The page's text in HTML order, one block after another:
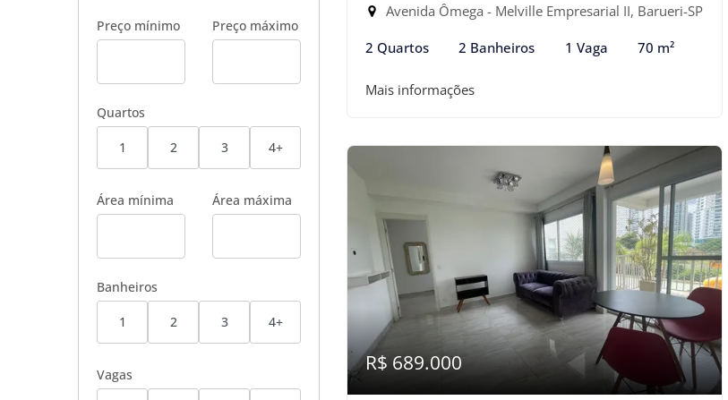
Preço mínimo Preço máximo
Quartos
1 2 3 4+
Área mínima Área máxima
Banheiros
1 2 3 4+
Vagas
Avenida Ômega - Melville Empresarial II, Barueri-SP
2 Quartos 2 Banheiros 1 Vaga 70 m²
Mais informações
R$ 689.000